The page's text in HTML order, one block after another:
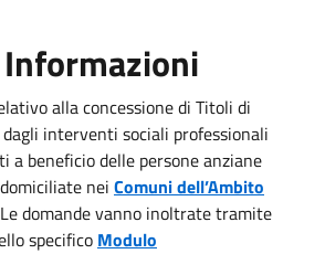
alla concessione di Titoli di
interventi sociali professionali
a beneficio delle persone anziane
nei Comuni dell’Ambito
domande vanno inoltrate tramite
specifico Modulo